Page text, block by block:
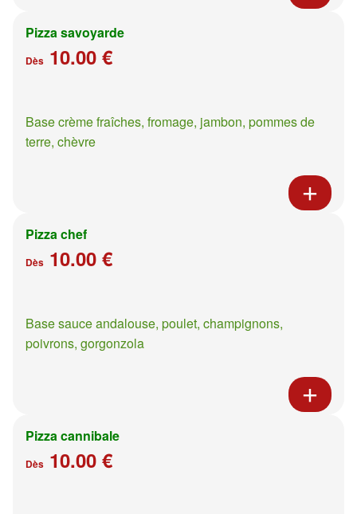
Pizza savoyarde
Dès 10.00 €
Base crème fraîches, fromage, jambon, pommes de
terre, chèvre
Pizza chef
Dès 10.00 €
Base sauce andalouse, poulet, champignons,
poivrons, gorgonzola
Pizza cannibale
Dès 10.00 €